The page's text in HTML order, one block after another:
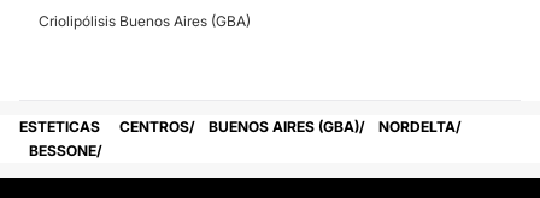
Criolipólisis Buenos Aires (GBA)
ESTETICAS CENTROS BUENOS AIRES (GBA)
NORDELTA
BESSONE